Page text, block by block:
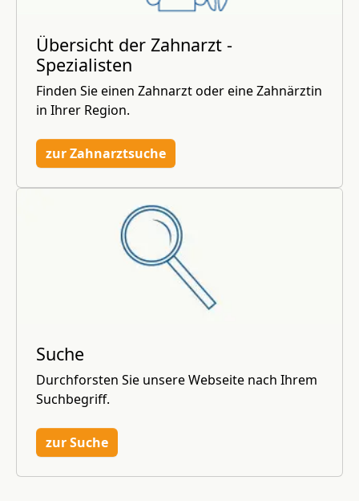
Übersicht der Zahnarzt -
Spezialisten
Finden Sie einen Zahnarzt oder eine Zahnärztin
in Ihrer Region.
zur Zahnarztsuche
Suche
Durchforsten Sie unsere Webseite nach Ihrem
Suchbegriff.
zur Suche